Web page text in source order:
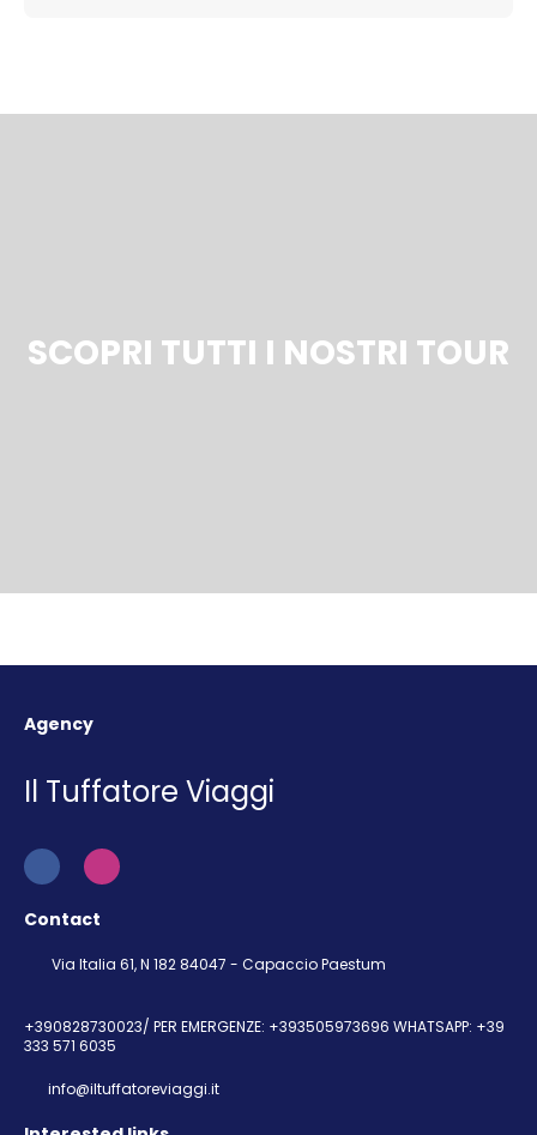
SCOPRI TUTTI I NOSTRI TOUR
Agency
Il Tuffatore Viaggi
Contact
Via Italia 61, N 182 84047 - Capaccio Paestum
+390828730023/ PER EMERGENZE: +393505973696 WHATSAPP: +39
333 571 6035
info@iltuffatoreviaggi.it